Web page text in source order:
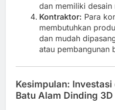
dan memiliki desain
Kontraktor: Para
membutuhkan
dan mudah
atau pembangunan
Kesimpulan:
Batu Alam Dinding